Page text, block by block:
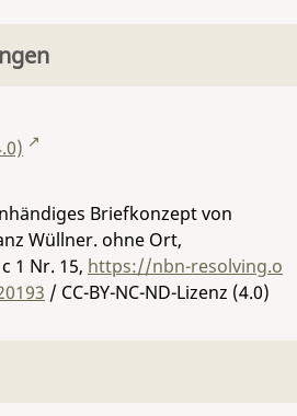
Briefkonzept von
Wüllner. ohne Ort,
1 Nr. 15, https://nbn-resolving.o
/ CC-BY-NC-ND-Lizenz (4.0)